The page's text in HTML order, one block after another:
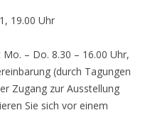
19.00 Uhr
– Do. 8.30 – 16.00 Uhr,
(durch Tagungen
Zugang zur Ausstellung
Sie sich vor einem